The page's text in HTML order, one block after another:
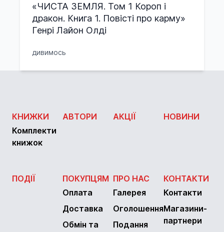
«ЧИСТА ЗЕМЛЯ. Том 1 Короп і
дракон. Книга 1. Повісті про карму»
Генрі Лайон Олді
дивимось
КНИЖКИ
Комплекти
книжок
АВТОРИ АКЦІЇ НОВИНИ
ПОДІЇ
ПОКУПЦЯМ
Оплата
Доставка
Обмін та
ПРО НАС
Галерея
Оголошення
Подання
КОНТАКТИ
Контакти
Магазини-
партнери